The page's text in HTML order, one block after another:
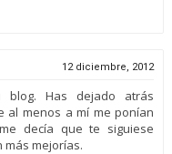
12 diciembre, 2012
Has dejado atrás
al menos a mí me ponían
decía que te siguiese
más mejorías.